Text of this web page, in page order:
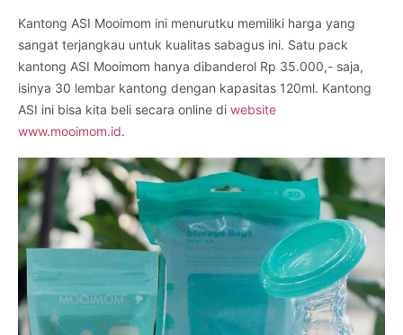
Kantong ASI Mooimom ini menurutku memiliki harga yang
sangat terjangkau untuk kualitas sabagus ini. Satu pack
kantong ASI Mooimom hanya dibanderol Rp 35.000,- saja,
isinya 30 lembar kantong dengan kapasitas 120ml. Kantong
ASI ini bisa kita beli secara online di website
www.mooimom.id.